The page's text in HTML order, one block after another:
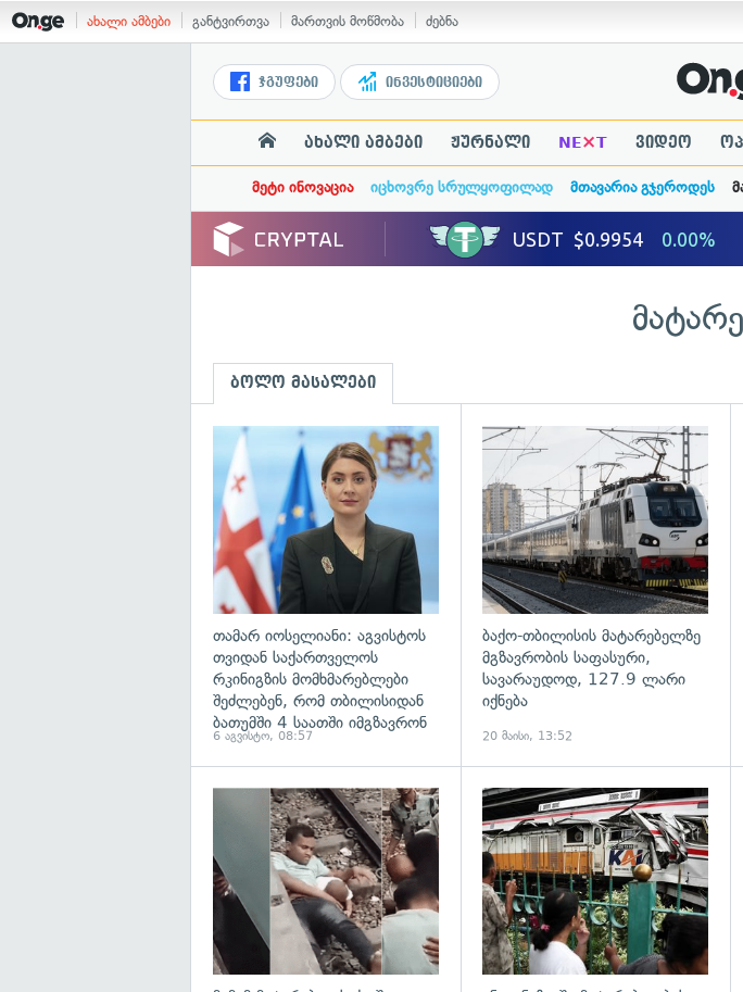
ახალი ამბები განტვირთვა მართვის მოწმობა ძებნა
ჯგუფები ინვესტიციები
ახალი ამბები ჟურნალი NE×T ვიდეო
მეტი ინოვაცია იცხოვრე სრულყოფილად მთავარია გჯეროდეს
ბოლო მასალები
გადახედვა
თამარ იოსელიანი: აგვისტოს
თვიდან საქართველოს
რკინიგზის მომხმარებლები
შეძლებენ, რომ თბილისიდან
ბათუმში 4 საათში იმგზავრონ
6 აგვისტო, 08:57
ბაქო-თბილისის მატარებელზე
მგზავრობის საფასური,
სავარაუდოდ, 127.9 ლარი
იქნება
20 მაისი, 13:52
გადახედვა